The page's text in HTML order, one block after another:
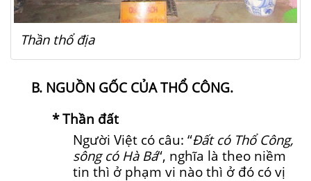
Thần thổ địa
B. NGUỒN GỐC CỦA THỔ CÔNG.
* Thần đất
Người Việt có câu: “Đất có Thổ Công,
sông có Hà Bá“, nghĩa là theo niềm
tin thì ở phạm vi nào thì ở đó có vị